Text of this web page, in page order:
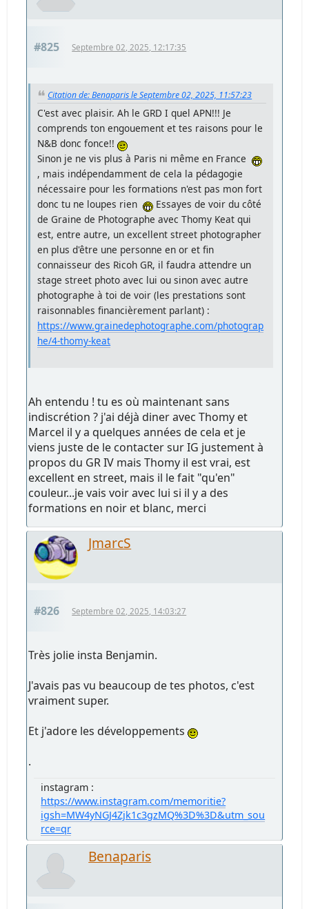
#825 Septembre 02, 2025, 12:17:35
Citation de: Benaparis le Septembre 02, 2025, 11:57:23
C'est avec plaisir. Ah le GRD I quel APN!!! Je
comprends ton engouement et tes raisons pour le
N&B donc fonce!!
Sinon je ne vis plus à Paris ni même en France
, mais indépendamment de cela la pédagogie
nécessaire pour les formations n'est pas mon fort
donc tu ne loupes rien
Essayes de voir du côté
de Graine de Photographe avec Thomy Keat qui
est, entre autre, un excellent street photographer
en plus d'être une personne en or et fin
connaisseur des Ricoh GR, il faudra attendre un
stage street photo avec lui ou sinon avec autre
photographe à toi de voir (les prestations sont
raisonnables financièrement parlant) :
https://www.grainedephotographe.com/photograp
he/4-thomy-keat
Ah entendu ! tu es où maintenant sans
indiscrétion ? j'ai déjà diner avec Thomy et
Marcel il y a quelques années de cela et je
viens juste de le contacter sur IG justement à
propos du GR IV mais Thomy il est vrai, est
excellent en street, mais il le fait "qu'en"
couleur...je vais voir avec lui si il y a des
formations en noir et blanc, merci
JmarcS
#826 Septembre 02, 2025, 14:03:27
Très jolie insta Benjamin.
J'avais pas vu beaucoup de tes photos, c'est
vraiment super.
Et j'adore les développements
.
instagram :
https://www.instagram.com/memoritie?
igsh=MW4yNGJ4Zjk1c3gzMQ%3D%3D&utm_sou
rce=qr
Benaparis